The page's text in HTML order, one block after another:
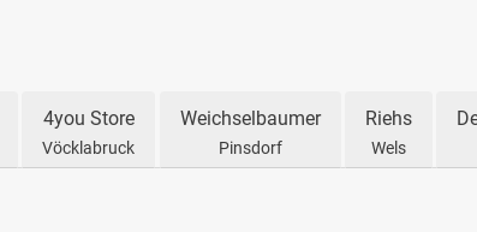
4you Store
Vöcklabruck
Weichselbaumer
Pinsdorf
Riehs
Wels